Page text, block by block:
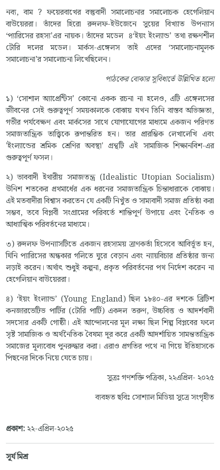
নব্য, বাম ? ফয়েরবাখের বস্তুবাদী সমালোচনার সমালোচক হেগেলিয়ান
বাউয়েররা। তাঁদের হিরো রুদলফ-ইউজেনে সুয়ের বিখ্যাত উপন্যাস
‘প্যারিসের রহস্য’এর নায়ক। তাঁদের মডেল ৪‘ইয়ং ইংল্যান্ড’ তথা রক্ষণশীল
টোরি দলের মডেল। মার্কস-এঙ্গেলস তাই এদের ‘সমালোচনামূলক
সমালোচনা’র সমালোচনা লিখেছিলেন।
পাঠকের বোঝার সুবিধার্তে উল্লিখিত হলো
১) ‘সোশাল অ্যাপ্রেন্টিস’ কোনো একক রচনা না হলেও, এটি এঙ্গেলসের
জীবনের সেই গুরুত্বপূর্ণ সময়কালকে বোঝায় যখন তিনি বাস্তব অভিজ্ঞতা,
গভীর পর্যবেক্ষণ এবং মার্কসের সাথে যোগাযোগের মাধ্যমে একজন পরিণত
সমাজতান্ত্রিক তাত্ত্বিকে রূপান্তরিত হন। তার প্রারম্ভিক লেখালেখি এবং
'ইংল্যান্ডের শ্রমিক শ্রেণির অবস্থা' গ্রন্থটি এই সামাজিক শিক্ষানবিশ-এর
গুরুত্বপূর্ণ ফসল।
২) ভাববাদী ইথারীয় সমাজতন্ত্র (Idealistic Utopian Socialism)
উনিশ শতকের প্রথমার্ধের এক ধরনের সমাজতান্ত্রিক চিন্তাধারাকে বোঝায়।
এই মতবাদীরা বিশ্বাস করতেন যে একটি নিখুঁত ও সাম্যবাদী সমাজ প্রতিষ্ঠা করা
সম্ভব, তবে বিপ্লবী সংগ্রামের পরিবর্তে শান্তিপূর্ণ উপায়ে এবং নৈতিক ও
আধ্যাত্মিক পরিবর্তনের মাধ্যমে।
৩) রুদলফ উপন্যাসটিতে একজন রহস্যময় ত্রাণকর্তা হিসেবে আবির্ভূত হন,
যিনি প্যারিসের অন্ধকার গলিতে ঘুরে বেড়ান এবং ন্যায়বিচার প্রতিষ্ঠার জন্য
লড়াই করেন। অর্থাৎ শুধুই কল্পনা, প্রকৃত পরিবর্তনের পথ নির্দেশ করেন না
হেগেলিয়ান বাউয়েররা।
৪) ‘ইয়ং ইংল্যান্ড’ (Young England) ছিল ১৮৪০-এর দশকে ব্রিটিশ
কনজারভেটিভ পার্টির (টোরি পার্টি) একদল তরুণ, উচ্চবিত্ত ও আদর্শবাদী
সদস্যের একটি গোষ্ঠী। এই আন্দোলনের মূল লক্ষ্য ছিল শিল্প বিপ্লবের ফলে
সৃষ্ট সামাজিক ও অর্থনৈতিক বৈষম্য দূর করে একটি আদর্শায়িত সামন্ততান্ত্রিক
সমাজের মূল্যবোধ পুনরুদ্ধার করা। এরাও প্রগতির পথে না গিয়ে ইতিহাসকে
পিছনের দিকে নিয়ে যেতে চায়।
সুত্রঃ গণশক্তি পত্রিকা, ২২এপ্রিল- ২০২৫
ব্যবহৃত ছবিঃ সোশ্যাল মিডিয়া সুত্রে সংগৃহীত
প্রকাশ: ২২-এপ্রিল-২০২৫
সূর্য মিশ্র